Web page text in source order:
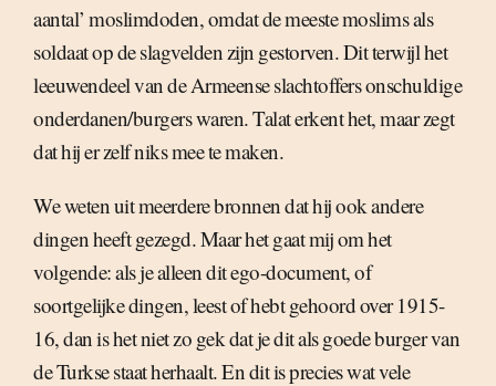
aantal’ moslimdoden, omdat de meeste moslims als
soldaat op de slagvelden zijn gestorven. Dit terwijl het
leeuwendeel van de Armeense slachtoffers onschuldige
onderdanen/burgers waren. Talat erkent het, maar zegt
dat hij er zelf niks mee te maken.
We weten uit meerdere bronnen dat hij ook andere
dingen heeft gezegd. Maar het gaat mij om het
volgende: als je alleen dit ego-document, of
soortgelijke dingen, leest of hebt gehoord over 1915-
16, dan is het niet zo gek dat je dit als goede burger van
de Turkse staat herhaalt. En dit is precies wat vele